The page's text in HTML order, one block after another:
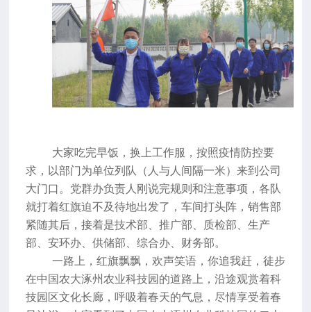
大家吃完早饭，换上工作服，按照疫情防控要
求，以部门为单位列队（人与人间隔一米）来到公司
大门口。党群办负责人刚说完规则和注意事项，各队
就打着红旗迫不及待地出发了，车间打头阵，销售部
紧随其后，接着是技术部、推广部、质检部、生产
部、安环办、供储部、综合办、财务部。
一路上，红旗飘飘，欢声笑语，你追我赶，徒步
在中国农大涿州农业科技园的道路上，沿途观赏着科
技园区文化长廊，呼吸着春天的气息，尽情享受着春